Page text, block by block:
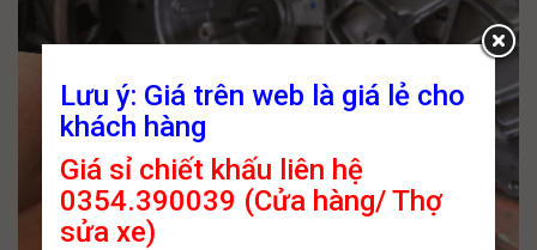
Lưu ý: Giá trên web là giá lẻ cho
khách hàng
Giá sỉ chiết khấu liên hệ
0354.390039 (Cửa hàng/ Thợ
sửa xe)